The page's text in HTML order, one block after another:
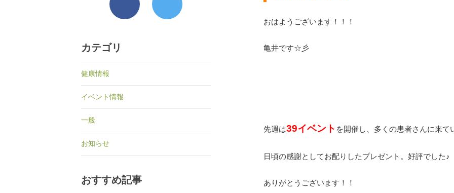
おはようございます！！！
亀井です☆彡
先週は39イベント を開催し、多くの患者さんに来て
日頃の感謝としてお配りしたプレゼント。好評でした♪
ありがとうございます！！
カテゴリ
健康情報
イベント情報
一般
お知らせ
おすすめ記事